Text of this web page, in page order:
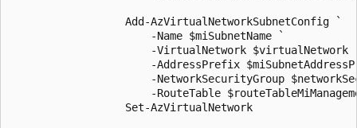
                  Add-AzVirtualNetworkSubnetConfig `
-Name $miSubnetName `
-VirtualNetwork $virtualNetwork
-AddressPrefix
-NetworkSecurityGroup
-RouteTable
                  Set-AzVirtualNetwork